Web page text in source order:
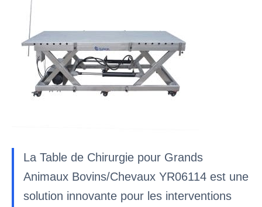
La Table de Chirurgie pour Grands
Animaux Bovins/Chevaux YR06114 est une
solution innovante pour les interventions